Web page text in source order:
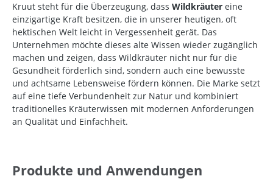
Kruut steht für die Überzeugung, dass Wildkräuter eine
einzigartige Kraft besitzen, die in unserer heutigen, oft
hektischen Welt leicht in Vergessenheit gerät. Das
Unternehmen möchte dieses alte Wissen wieder zugänglich
machen und zeigen, dass Wildkräuter nicht nur für die
Gesundheit förderlich sind, sondern auch eine bewusste
und achtsame Lebensweise fördern können. Die Marke setzt
auf eine tiefe Verbundenheit zur Natur und kombiniert
traditionelles Kräuterwissen mit modernen Anforderungen
an Qualität und Einfachheit.
Produkte und Anwendungen